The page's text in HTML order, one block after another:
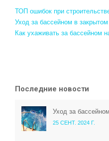
ТОП ошибок при
Уход за бассейном в
Как ухаживать за бассейном
Последние новости
Уход за
25 СЕНТ. 2024 Г.